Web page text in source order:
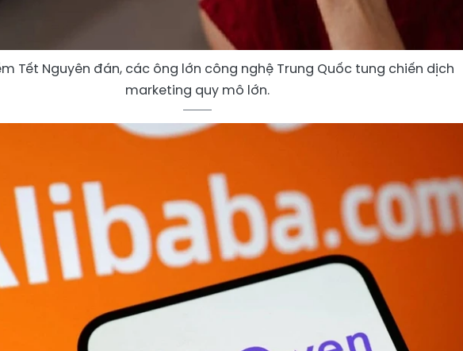
Tết Nguyên đán, các ông lớn công nghệ Trung Quốc tung chiến dịch
marketing quy mô lớn.